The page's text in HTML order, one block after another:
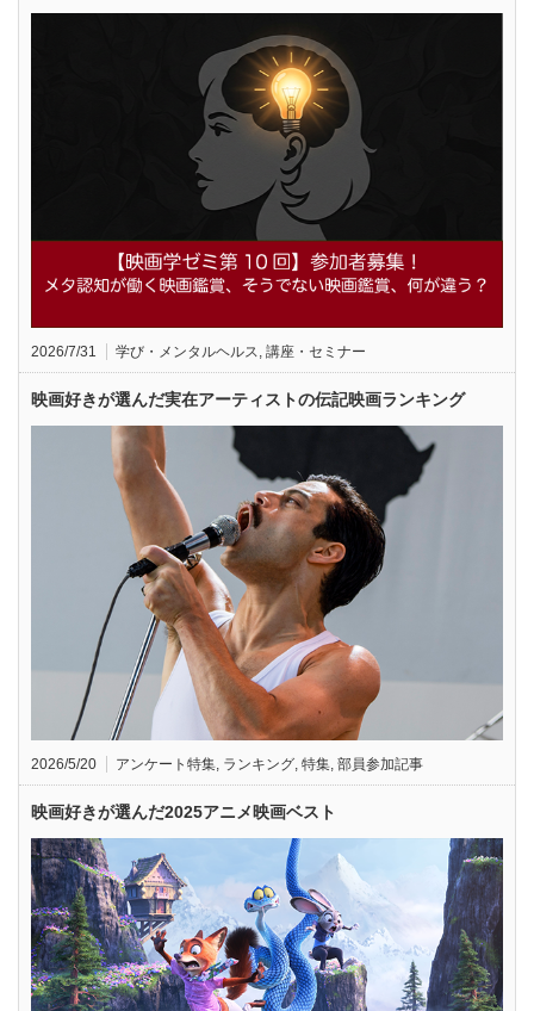
2026/7/31 学び・メンタルヘルス 講座・セミナー
映画好きが選んだ実在アーティストの伝記映画ランキング
2026/5/20 アンケート特集 ランキング 特集 部員参加記事
映画好きが選んだ2025アニメ映画ベスト